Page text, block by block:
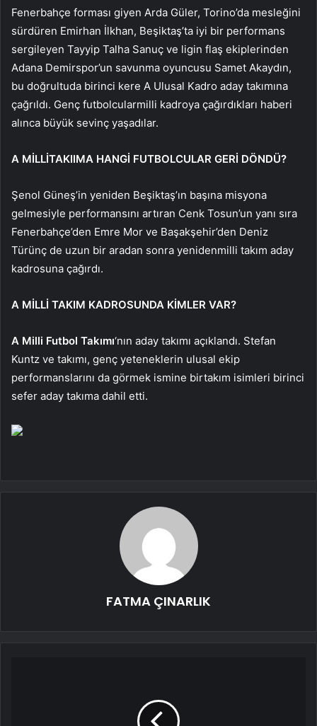
Fenerbahçe forması giyen Arda Güler, Torino’da mesleğini
sürdüren Emirhan İlkhan, Beşiktaş’ta iyi bir performans
sergileyen Tayyip Talha Sanuç ve ligin flaş ekiplerinden
Adana Demirspor’un savunma oyuncusu Samet Akaydın,
bu doğrultuda birinci kere A Ulusal Kadro aday takımına
çağrıldı. Genç futbolcularmilli kadroya çağırdıkları haberi
alınca büyük sevinç yaşadılar.
A MİLLİTAKIIMA HANGİ FUTBOLCULAR GERİ DÖNDÜ?
Şenol Güneş’in yeniden Beşiktaş’ın başına misyona
gelmesiyle performansını artıran Cenk Tosun’un yanı sıra
Fenerbahçe’den Emre Mor ve Başakşehir’den Deniz
Türünç de uzun bir aradan sonra yenidenmilli takım aday
kadrosuna çağırdı.
A MİLLİ TAKIM KADROSUNDA KİMLER VAR?
A Milli Futbol Takımı‘nın aday takımı açıklandı. Stefan
Kuntz ve takımı, genç yeteneklerin ulusal ekip
performanslarını da görmek ismine birtakım isimleri birinci
sefer aday takıma dahil etti.
FATMA ÇINARLIK